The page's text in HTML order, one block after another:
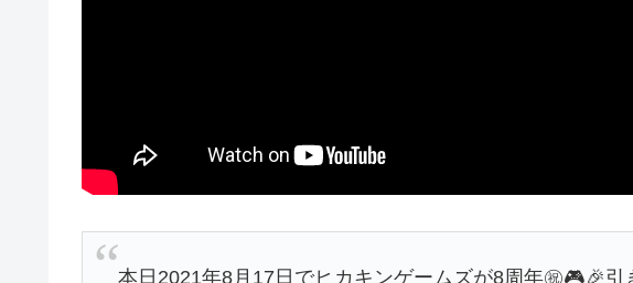
本日2021年8月17日でヒカキンゲームズが8周年㊗️🎮🎉